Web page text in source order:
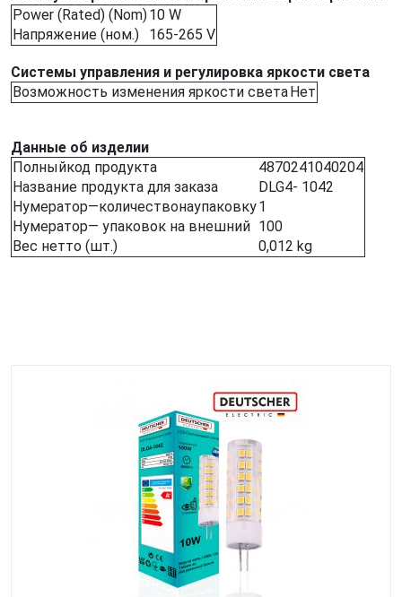
Power (Rated) (Nom)10 W
Напряжение (ном.)
165-265 V
Системы управления и регулировка яркости света
Возможность изменения яркости светаНет
Данные об изделии
Полныйкод продукта
4870241040204
Название продукта для заказа
DLG4- 1042
Нумератор—количествонаупаковку1
Нумератор— упаковок на внешний 100
Вес нетто (шт.)
0,012 kg